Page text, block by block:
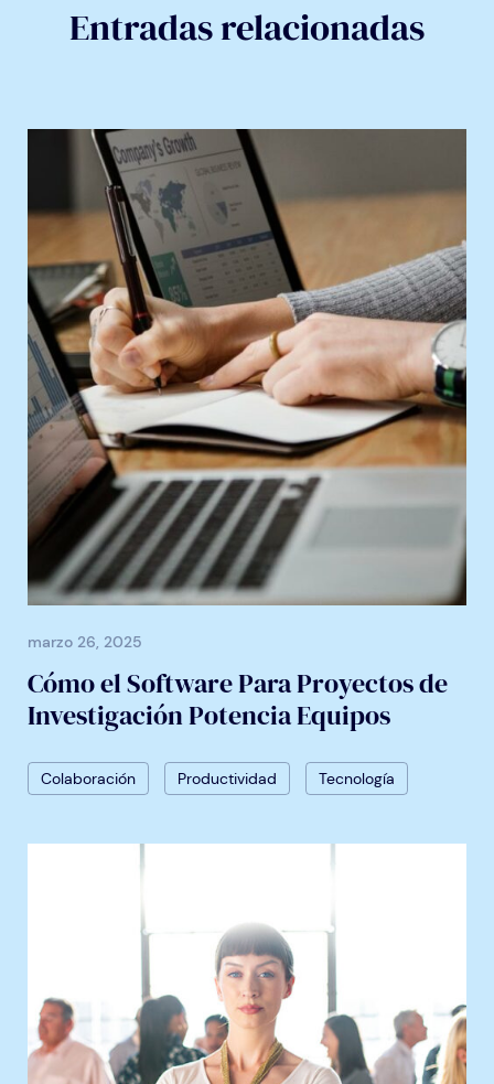
Entradas relacionadas
marzo 26, 2025
Cómo el Software Para Proyectos de
Investigación Potencia Equipos
Colaboración Productividad Tecnología